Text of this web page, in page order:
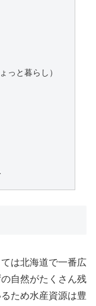
っと暮らし）
は北海道で一番広
自然がたくさん残
ため水産資源は豊